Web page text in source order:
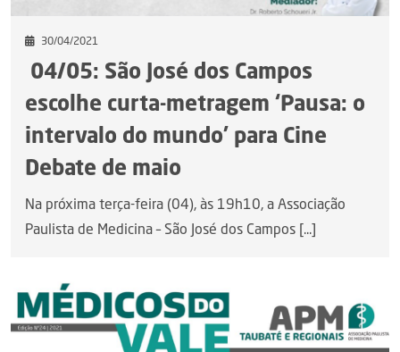
30/04/2021
04/05: São José dos Campos
escolhe curta-metragem ‘Pausa: o
intervalo do mundo’ para Cine
Debate de maio
Na próxima terça-feira (04), às 19h10, a Associação
Paulista de Medicina – São José dos Campos [...]